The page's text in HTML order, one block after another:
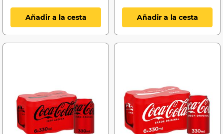
Añadir a la cesta Añadir a la cesta